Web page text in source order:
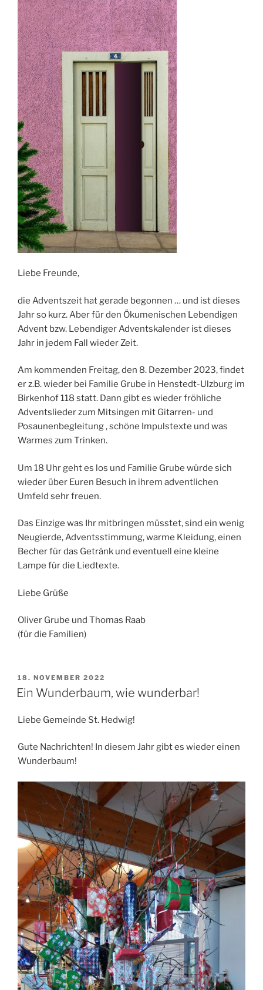
Liebe Freunde,
die Adventszeit hat gerade begonnen … und ist dieses
Jahr so kurz. Aber für den Ökumenischen Lebendigen
Advent bzw. Lebendiger Adventskalender ist dieses
Jahr in jedem Fall wieder Zeit.
Am kommenden Freitag, den 8. Dezember 2023, findet
er z.B. wieder bei Familie Grube in Henstedt-Ulzburg im
Birkenhof 118 statt. Dann gibt es wieder fröhliche
Adventslieder zum Mitsingen mit Gitarren- und
Posaunenbegleitung , schöne Impulstexte und was
Warmes zum Trinken.
Um 18 Uhr geht es los und Familie Grube würde sich
wieder über Euren Besuch in ihrem adventlichen
Umfeld sehr freuen.
Das Einzige was Ihr mitbringen müsstet, sind ein wenig
Neugierde, Adventsstimmung, warme Kleidung, einen
Becher für das Getränk und eventuell eine kleine
Lampe für die Liedtexte.
Liebe Grüße
Oliver Grube und Thomas Raab
(für die Familien)
VERÖFFENTLICHT
AM
18. NOVEMBER 2022
Ein Wunderbaum, wie wunderbar!
Liebe Gemeinde St. Hedwig!
Gute Nachrichten! In diesem Jahr gibt es wieder einen
Wunderbaum!